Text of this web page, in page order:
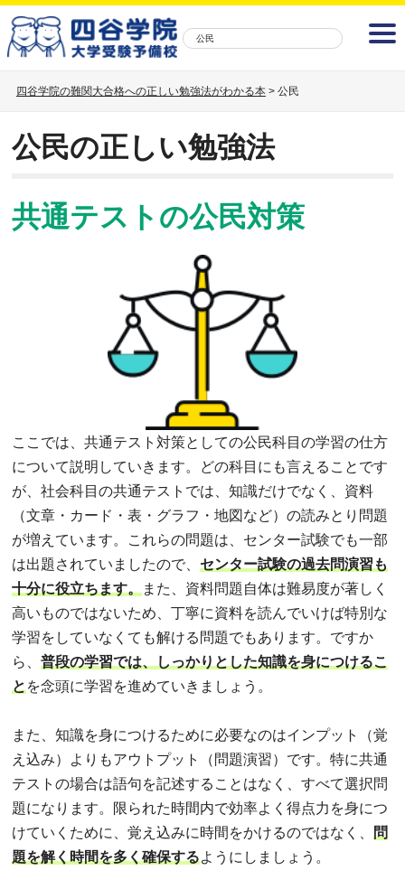
公民
四谷学院の難関大合格への正しい勉強法がわかる本> 公民
公民の正しい勉強法
共通テストの公民対策
ここでは、共通テスト対策としての公民科目の学習の仕方
について説明していきます。どの科目にも言えることです
が、社会科目の共通テストでは、知識だけでなく、資料
（文章・カード・表・グラフ・地図など）の読みとり問題
が増えています。これらの問題は、センター試験でも一部
は出題されていましたので、 センター試験の過去問演習も
十分に役立ちます。
また、資料問題自体は難易度が著しく
高いものではないため、丁寧に資料を読んでいけば特別な
学習をしていなくても解ける問題でもあります。ですか
ら、普段の学習では、しっかりとした知識を身につけるこ
と を念頭に学習を進めていきましょう。
また、知識を身につけるために必要なのはインプット（覚
え込み）よりもアウトプット（問題演習）です。特に共通
テストの場合は語句を記述することはなく、すべて選択問
題になります。限られた時間内で効率よく得点力を身につ
けていくために、覚え込みに時間をかけるのではなく、 問
題を解く時間を多く確保するようにしましょう。